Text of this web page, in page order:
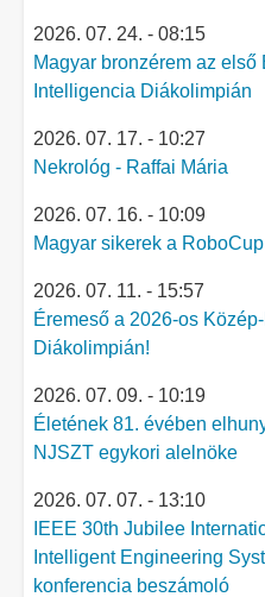
2026. 07. 24. - 08:15
Magyar bronzérem az
Intelligencia Diákolimpián
2026. 07. 17. - 10:27
Nekrológ - Raffai Mária
2026. 07. 16. - 10:09
Magyar sikerek a
2026. 07. 11. - 15:57
Éremeső a 2026-os
Diákolimpián!
2026. 07. 09. - 10:19
Életének 81. évében
NJSZT egykori alelnöke
2026. 07. 07. - 13:10
IEEE 30th Jubilee
Intelligent Engineering
konferencia beszámoló